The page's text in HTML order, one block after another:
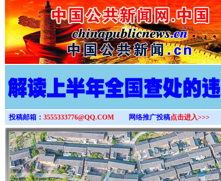
>
投稿邮箱： 3555333776@QQ.COM 网络推广投稿点击进入>>>